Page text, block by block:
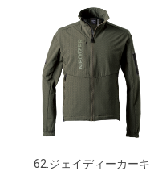
62.ジェイディーカーキ